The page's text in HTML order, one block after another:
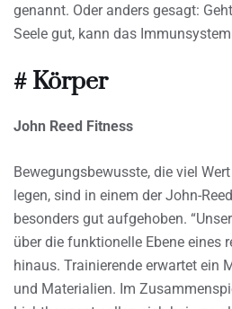
genannt. Oder anders gesagt:
Seele gut, kann das
# Körper
John Reed Fitness
Bewegungsbewusste, die viel
legen, sind in einem der John-
besonders gut aufgehoben.
über die funktionelle Ebene eines
hinaus. Trainierende erwartet ein
und Materialien. Im